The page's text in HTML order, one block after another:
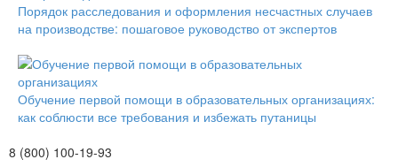
Порядок расследования и оформления несчастных случаев
на производстве: пошаговое руководство от экспертов
Обучение первой помощи в образовательных организациях:
как соблюсти все требования и избежать путаницы
8 (800) 100-19-93